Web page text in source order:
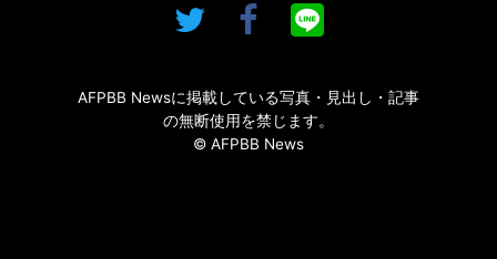
AFPBB Newsに掲載している写真・見出し・記事
の無断使用を禁じます。
© AFPBB News